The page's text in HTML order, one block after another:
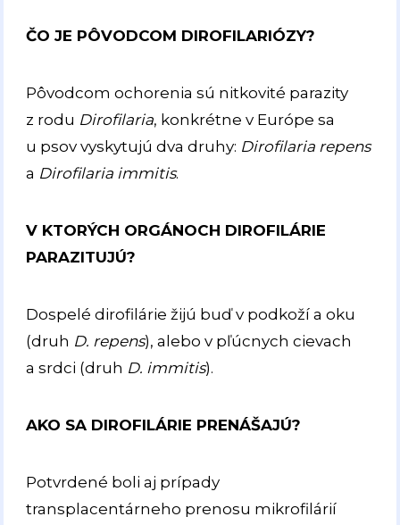
ČO JE PÔVODCOM DIROFILARIÓZY?
Pôvodcom ochorenia sú nitkovité parazity
z rodu Dirofilaria, konkrétne v Európe sa
u psov vyskytujú dva druhy: Dirofilaria repens
a Dirofilaria immitis.
V KTORÝCH ORGÁNOCH DIROFILÁRIE
PARAZITUJÚ?
Dospelé dirofilárie žijú buď v podkoží a oku
(druh D. repens), alebo v pľúcnych cievach
a srdci (druh D. immitis).
AKO SA DIROFILÁRIE PRENÁŠAJÚ?
Potvrdené boli aj prípady
transplacentárneho prenosu mikrofilárií